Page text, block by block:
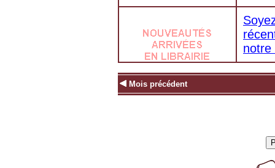
notre
Mois précédent